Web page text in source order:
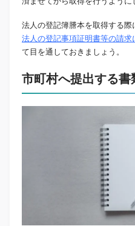
法人の登記簿謄本を取得する際
法人の登記事項証明書等の請求
て目を通しておきましょう。
市町村へ提出する書